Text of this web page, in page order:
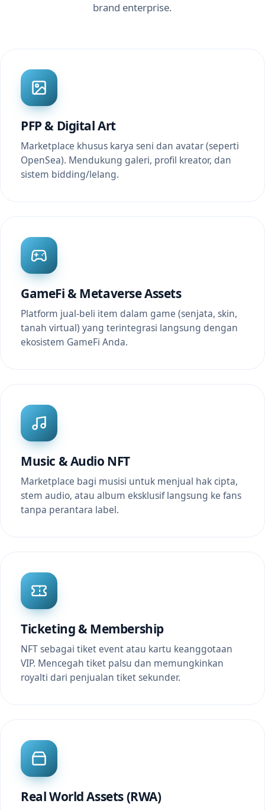
brand enterprise.
PFP & Digital Art
Marketplace khusus karya seni dan avatar (seperti
OpenSea). Mendukung galeri, profil kreator, dan
sistem bidding/lelang.
GameFi & Metaverse Assets
Platform jual-beli item dalam game (senjata, skin,
tanah virtual) yang terintegrasi langsung dengan
ekosistem GameFi Anda.
Music & Audio NFT
Marketplace bagi musisi untuk menjual hak cipta,
stem audio, atau album eksklusif langsung ke fans
tanpa perantara label.
Ticketing & Membership
NFT sebagai tiket event atau kartu keanggotaan
VIP. Mencegah tiket palsu dan memungkinkan
royalti dari penjualan tiket sekunder.
Real World Assets (RWA)